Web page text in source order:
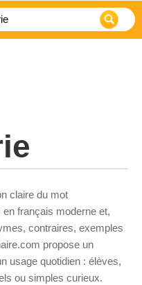
claire du mot
français moderne et,
contraires, exemples
propose un
usage quotidien : élèves,
ou simples curieux.